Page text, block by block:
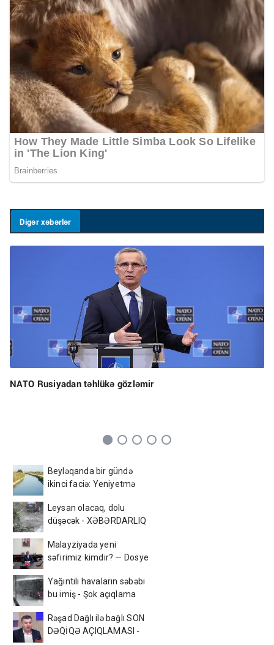
Digər xəbərlər
NATO Rusiyadan təhlükə gözləmir
Beyləqanda bir gündə
ikinci faciə: Yeniyetmə
Leysan olacaq, dolu
düşəcək - XƏBƏRDARLIQ
Malayziyada yeni
səfirimiz kimdir? — Dosye
Yağıntılı havaların səbəbi
bu imiş - Şok açıqlama
Rəşad Dağlı ilə bağlı SON
DƏQİQƏ AÇIQLAMASI -